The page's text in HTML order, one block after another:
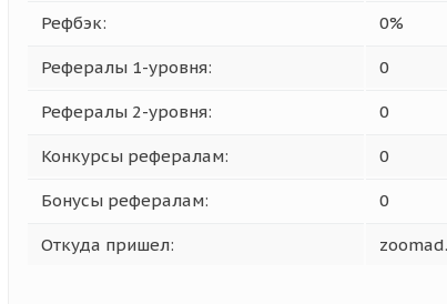
Рефбэк: 0%
Рефералы 1-уровня: 0
Рефералы 2-уровня: 0
Конкурсы рефералам: 0
Бонусы рефералам: 0
Откуда пришел: